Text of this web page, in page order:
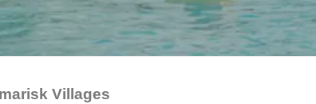
Villages